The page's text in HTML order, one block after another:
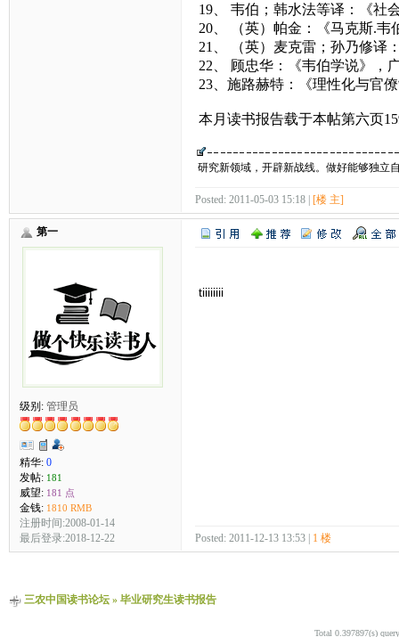
19、 韦伯；韩水法等译：《社
20、 （英）帕金：《马克斯.韦
21、 （英）麦克雷；孙乃修译
22、 顾忠华：《韦伯学说》，
23、施路赫特：《理性化与官
本月读书报告载于本帖第六页
研究新领域，开辟新战线。做好能够独立
Posted: 2011-05-03 15:18 | [楼 主]
第一
级别: 管理员
精华: 0
发帖: 181
威望: 181 点
金钱: 1810 RMB
注册时间:2008-01-14
最后登录:2018-12-22
tiiiiiiii
Posted: 2011-12-13 13:53 | 1 楼
三农中国读书论坛» 毕业研究生读书报告
Total 0.397897(s)